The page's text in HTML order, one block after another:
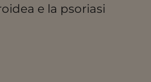
e la psoriasi